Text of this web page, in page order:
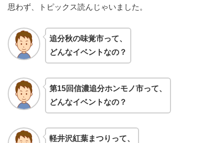
思わず、トピックス読んじゃいました。
追分秋の味覚市って、
どんなイベントなの？
第15回信濃追分ホンモノ市って、
どんなイベントなの？
軽井沢紅葉まつりって、